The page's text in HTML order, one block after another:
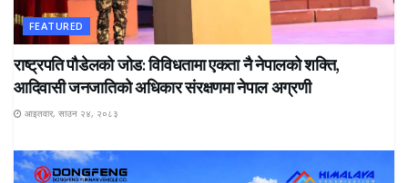
FEATURED
राष्ट्रपति पौडेलको जोड: विविधतामा एकता नै नेपालको शक्ति,
आदिवासी जनजातिको अधिकार संरक्षणमा नेपाल अग्रणी
आइतवार, साउन २४, २०८३